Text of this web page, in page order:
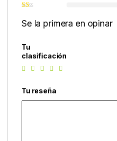
Se la primera en opinar
Tu
clasificación
Tu reseña